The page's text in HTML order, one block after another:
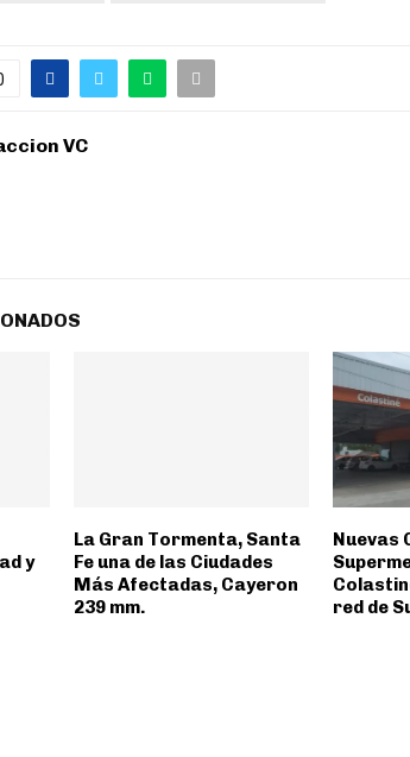
VC
y
La Gran Tormenta, Santa
Fe una de las Ciudades
Más Afectadas, Cayeron
239 mm.
Nuevas
red de